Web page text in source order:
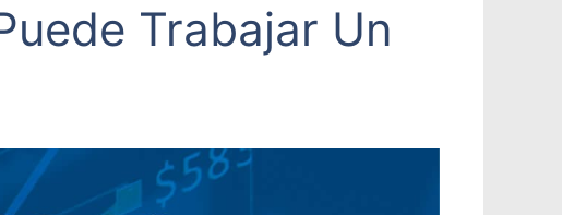
Trabajar Un